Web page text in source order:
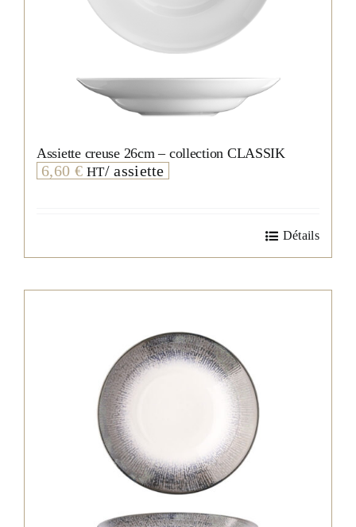
Assiette creuse 26cm – collection CLASSIK
6,60 € HT/ assiette
Détails